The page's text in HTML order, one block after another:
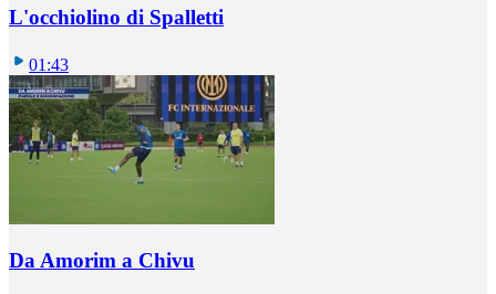
L'occhiolino di Spalletti
01:43
Da Amorim a Chivu